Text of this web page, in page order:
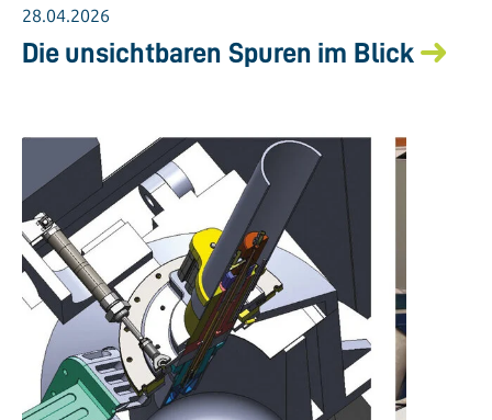
28.04.2026
Die unsichtbaren Spuren im Blick